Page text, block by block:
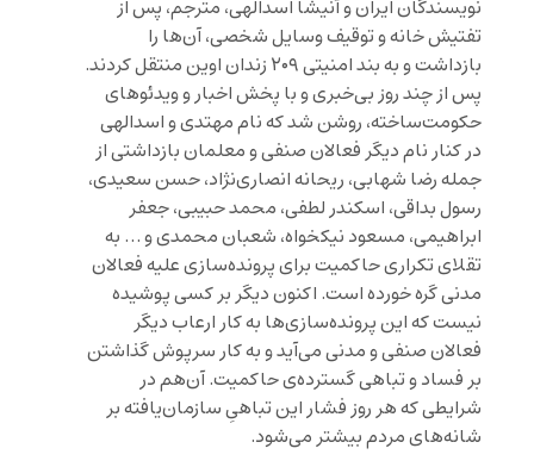
نویسندگان ایران و آنیشا اسدالهی، مترجم، پس از
تفتیش خانه و توقیف وسایل شخصی‌، آن‌ها را
بازداشت و به بند امنیتی ۲۰۹ زندان اوین منتقل کردند.
پس از چند روز بی‌خبری و با پخش اخبار و ویدئوهای
حکومت‌ساخته، روشن شد که نام مهتدی و اسدالهی
در کنار نام دیگر فعالان صنفی و معلمان بازداشتی از
جمله رضا شهابی، ریحانه انصاری‌نژاد، حسن سعیدی،
رسول بداقی، اسکندر لطفی، محمد حبیبی، جعفر
ابراهیمی، مسعود نیکخواه، شعبان محمدی و … به
تقلای تکراری حاکمیت برای پرونده‌سازی علیه فعالان
مدنی گره خورده است. اکنون دیگر بر کسی پوشیده
نیست که این پرونده‌سازی‌ها به کار ارعاب دیگر
فعالان صنفی و مدنی می‌آید و به کار سرپوش گذاشتن
بر فساد و تباهی گسترده‌ی حاکمیت. آن‌هم در
شرایطی که هر روز فشار این تباهیِ سازمان‌یافته بر
شانه‌های مردم بیشتر می‌شود.